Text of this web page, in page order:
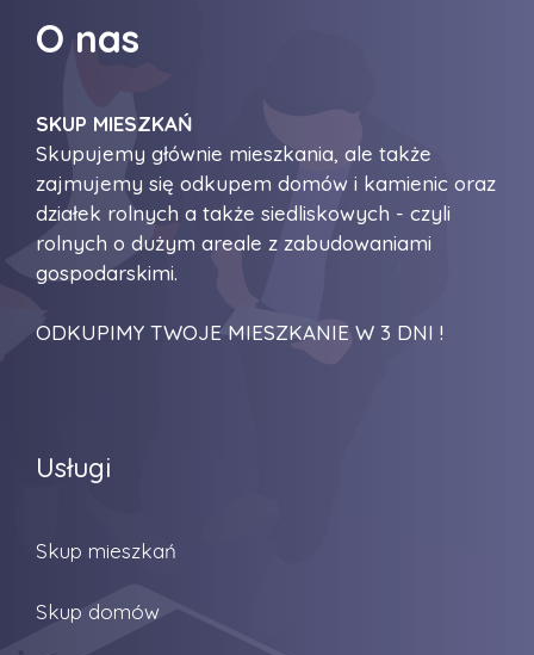
O nas
SKUP MIESZKAŃ
Skupujemy głównie mieszkania, ale także
zajmujemy się odkupem domów i kamienic oraz
działek rolnych a także siedliskowych - czyli
rolnych o dużym areale z zabudowaniami
gospodarskimi.
ODKUPIMY TWOJE MIESZKANIE W 3 DNI !
Usługi
Skup mieszkań
Skup domów